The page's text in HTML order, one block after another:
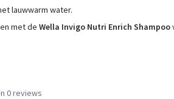
lauwwarm water.
met de Wella Invigo Nutri Enrich Shampoo
0 reviews